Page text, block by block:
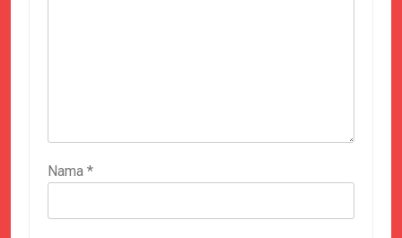
Nama *